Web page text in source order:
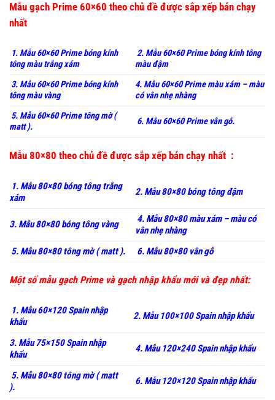
Mẫu gạch Prime 60×60 theo chủ đề được sắp xếp bán chạy
nhất
1. Mẫu 60×60 Prime bóng kính
tông màu trắng xám
2. Mẫu 60×60 Prime bóng kính tông
màu đậm
3. Mẫu 60×60 Prime bóng kính
tông màu vàng
4. Mẫu 60×60 Prime màu xám – màu
có vân nhẹ nhàng
5. Mẫu 60×60 Prime tông mờ (
matt ).
6. Mẫu 60×60 Prime vân gỗ.
Mẫu 80×80 theo chủ đề được sắp xếp bán chạy nhất :
1. Mẫu 80×80 bóng tông trắng
xám
2. Mẫu 80×80 bóng tông đậm
3. Mẫu 80×80 bóng tông vàng
4. Mẫu 80×80 màu xám – màu có
vân nhẹ nhàng
5. Mẫu 80×80 tông mờ ( matt ).
6. Mẫu 80×80 vân gỗ
Một số mẫu gạch Prime và gạch nhập khẩu mới và đẹp nhất:
1. Mẫu 60×120 Spain nhập
khẩu
2. Mẫu 100×100 Spain nhập khẩu
3. Mẫu 75×150 Spain nhập
khẩu
4. Mẫu 120×240 Spain nhập khẩu
5. Mẫu 80×80 tông mờ ( matt
).
6. Mẫu 120×120 Spain nhập khẩu